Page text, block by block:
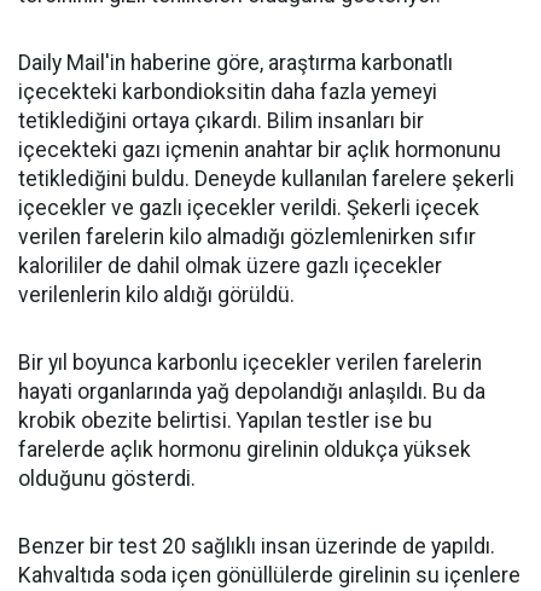
Daily Mail'in haberine göre, araştırma karbonatlı
içecekteki karbondioksitin daha fazla yemeyi
tetiklediğini ortaya çıkardı. Bilim insanları bir
içecekteki gazı içmenin anahtar bir açlık hormonunu
tetiklediğini buldu. Deneyde kullanılan farelere şekerli
içecekler ve gazlı içecekler verildi. Şekerli içecek
verilen farelerin kilo almadığı gözlemlenirken sıfır
kalorililer de dahil olmak üzere gazlı içecekler
verilenlerin kilo aldığı görüldü.
Bir yıl boyunca karbonlu içecekler verilen farelerin
hayati organlarında yağ depolandığı anlaşıldı. Bu da
krobik obezite belirtisi. Yapılan testler ise bu
farelerde açlık hormonu girelinin oldukça yüksek
olduğunu gösterdi.
Benzer bir test 20 sağlıklı insan üzerinde de yapıldı.
Kahvaltıda soda içen gönüllülerde girelinin su içenlere